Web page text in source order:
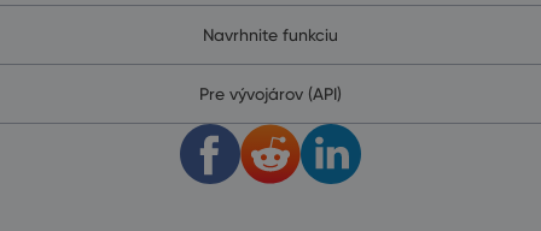
Navrhnite funkciu
Pre vývojárov (API)